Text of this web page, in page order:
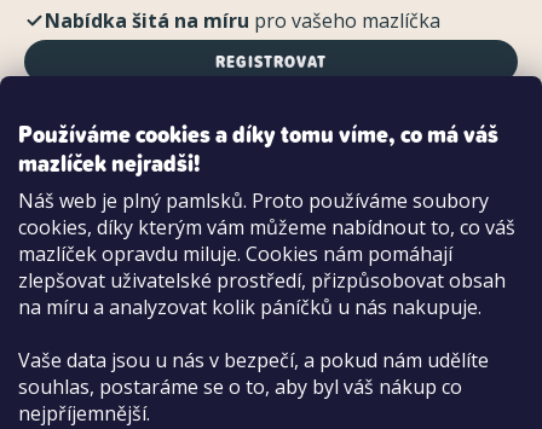
Používáme cookies a díky tomu víme, co má váš
mazlíček nejradši!
Náš web je plný pamlsků. Proto používáme soubory
cookies, díky kterým vám můžeme nabídnout to, co váš
mazlíček opravdu miluje. Cookies nám pomáhají
zlepšovat uživatelské prostředí, přizpůsobovat obsah
na míru a analyzovat kolik páníčků u nás nakupuje.
Vaše data jsou u nás v bezpečí, a pokud nám udělíte
souhlas, postaráme se o to, aby byl váš nákup co
nejpříjemnější.
Nabídka šitá na míru pro vašeho mazlíčka
REGISTROVAT
Možnosti platby:
Dobírkou
Hotově i kartou na pobočce